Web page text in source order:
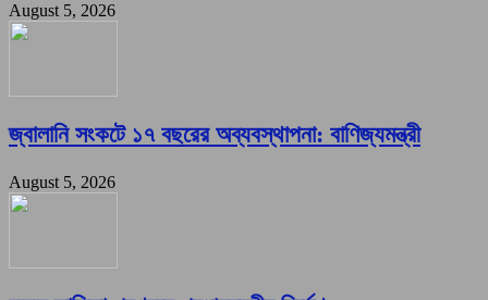
August 5, 2026
জ্বালানি সংকটে ১৭ বছরের অব্যবস্থাপনা: বাণিজ্যমন্ত্রী
August 5, 2026